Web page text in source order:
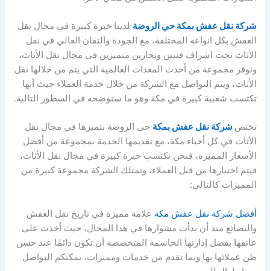
شركة نقل عفش بمكة حي الروضة لدينا خبرة كبيرة في مجال نقل
العفش بكل انواعه المختلفة، مع الجودة والتقان العالي في نقل
الأثاث تحت اشراف فنيين ونجارين متميزين في مجال نقل الأثاث،
ونوفر مجموعة من أحدث المعدات العالمية التي يتم من خلالها نقل
الأثاث، ويتم التواصل مع الشركة من خلال خدمة العملاء حيث أنها
تكتسب شعبية كبيرة في مكة وهو ما سنوضحه في السطور التالية.
تختص شركة نقل عفش بمكة حي الروضة بتميزها في مجال نقل
الأثاث في كل أحياء مكة، مع تقديمها الخدمة بمجموعة من أفضل
الأسعار المميزة، فنحن نكتسب خبرة كبيرة في مجال نقل الأثاث،
فيتم اختيارها من قبل العملاء، وتمتلك الشركة مجموعة كبيرة من
المميزات كالتالي:
أفضل شركة نقل عفش مكة علامة مميزة في تاريخ نقل العفش
والبضائع منذ أن بدأت مشوارها في هذا المجال، حيث أخذت على
عاتقها بفضل إدارتها الحاسمة المتخصصة أن تكون دائمًا عند حسن
ظن عملائها بها وبما تقدم من خدمات ومميزات، يمكنكم التواصل